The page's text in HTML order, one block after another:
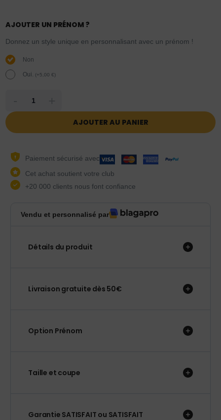
AJOUTER UN PRÉNOM ?
Donnez un style unique en personnalisant avec un prénom !
Non
Oui. (+5,00€)
AJOUTER AU PANIER
Paiement sécurisé avec
Cet achat soutient votre club
+20 000 clients nous font confiance
Vendu et personnalisé par
Détails du produit
Livraison gratuite dès 50€
Option Prénom
Taille et coupe
Garantie SATISFAIT ou SATISFAIT